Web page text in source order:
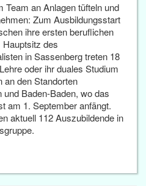
Team an Anlagen tüfteln und
Zum Ausbildungsstart
ihre ersten beruflichen
des
in Sassenberg treten 18
oder ihr duales Studium
an den Standorten
Baden-Baden, wo das
am 1. September anfängt.
aktuell 112 Auszubildende in